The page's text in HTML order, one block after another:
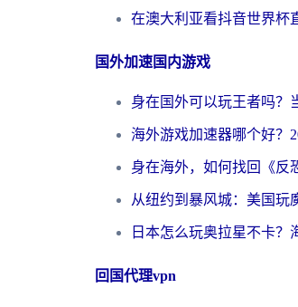
国外加速国内游戏
回国代理vpn